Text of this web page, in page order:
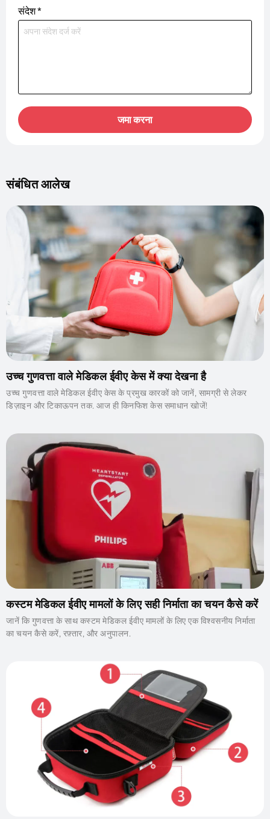
संदेश*
जमा करना
संबंधित आलेख
उच्च गुणवत्ता वाले मेडिकल ईवीए केस में क्या देखना है
उच्च गुणवत्ता वाले मेडिकल ईवीए केस के प्रमुख कारकों को जानें, सामग्री से लेकर
डिज़ाइन और टिकाऊपन तक. आज ही किनफिश केस समाधान खोजें!
कस्टम मेडिकल ईवीए मामलों के लिए सही निर्माता का चयन कैसे करें
जानें कि गुणवत्ता के साथ कस्टम मेडिकल ईवीए मामलों के लिए एक विश्वसनीय निर्माता
का चयन कैसे करें, रफ़्तार, और अनुपालन.